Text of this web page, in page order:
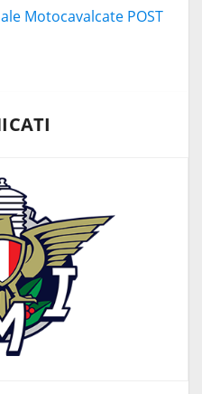
Motocavalcate POST